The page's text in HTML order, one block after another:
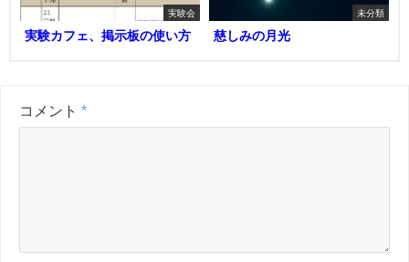
実験会
実験カフェ、掲示板の使い方
未分類
慈しみの月光
コメント *